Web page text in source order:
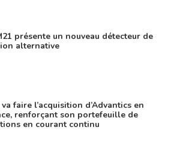
présente un nouveau détecteur de
alternative
va faire l’acquisition d’Advantics en
renforçant son portefeuille de
en courant continu